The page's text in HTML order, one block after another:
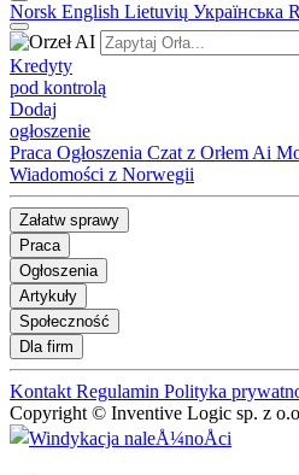
Norsk English Lietuvių Українська
Kredyty
pod kontrolą
Dodaj
ogłoszenie
Praca Ogłoszenia Czat z Orłem Ai
Wiadomości z Norwegii
Załatw sprawy
Praca
Ogłoszenia
Artykuły
Społeczność
Dla firm
Kontakt Regulamin Polityka
Copyright © Inventive Logic sp. z